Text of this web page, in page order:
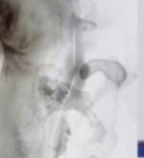
这你得
这你得听
这你得
“希望能带给
厂牌发行：
41 秒，从自
这你得听听 |